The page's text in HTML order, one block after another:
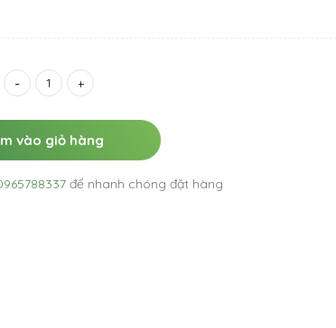
- +
vào giỏ hàng
để nhanh chóng đặt hàng